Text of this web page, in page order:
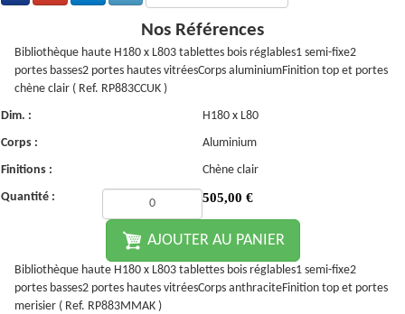
Nos Références
Bibliothèque haute H180 x L803 tablettes bois réglables1 semi-fixe2
portes basses2 portes hautes vitréesCorps aluminiumFinition top et portes
chène clair ( Ref. RP883CCUK )
Dim. :
H180 x L80
Corps :
Aluminium
Finitions :
Chène clair
Quantité :
505,00 €
AJOUTER AU PANIER
Bibliothèque haute H180 x L803 tablettes bois réglables1 semi-fixe2
portes basses2 portes hautes vitréesCorps anthraciteFinition top et portes
merisier ( Ref. RP883MMAK )